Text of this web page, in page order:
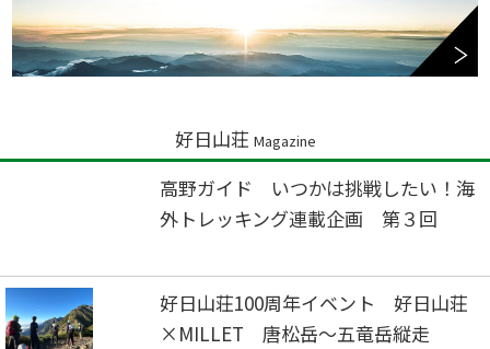
好日山荘 Magazine
高野ガイド いつかは挑戦したい！海
外トレッキング連載企画 第３回
好日山荘100周年イベント 好日山荘
×MILLET 唐松岳～五竜岳縦走